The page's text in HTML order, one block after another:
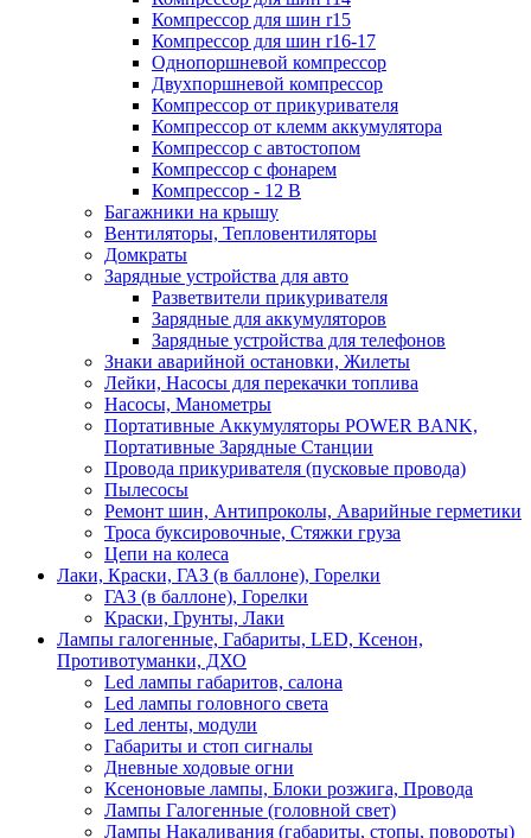
Компрессор для шин r15
Компрессор для шин r16-17
Однопоршневой компрессор
Двухпоршневой компрессор
Компрессор от прикуривателя
Компрессор от клемм аккумулятора
Компрессор с автостопом
Компрессор с фонарем
Компрессор - 12 В
Багажники на крышу
Вентиляторы, Тепловентиляторы
Домкраты
Зарядные устройства для авто
Разветвители прикуривателя
Зарядные для аккумуляторов
Зарядные устройства для телефонов
Знаки аварийной остановки, Жилеты
Лейки, Насосы для перекачки топлива
Насосы, Манометры
Портативные Аккумуляторы POWER BANK,
Портативные Зарядные Станции
Провода прикуривателя (пусковые провода)
Пылесосы
Ремонт шин, Антипроколы, Аварийные герметики
Троса буксировочные, Стяжки груза
Цепи на колеса
Лаки, Краски, ГАЗ (в баллоне), Горелки
ГАЗ (в баллоне), Горелки
Краски, Грунты, Лаки
Лампы галогенные, Габариты, LED, Ксенон,
Противотуманки, ДХО
Led лампы габаритов, салона
Led лампы головного света
Led ленты, модули
Габариты и стоп сигналы
Дневные ходовые огни
Ксеноновые лампы, Блоки розжига, Провода
Лампы Галогенные (головной свет)
Лампы Накаливания (габариты, стопы, повороты)